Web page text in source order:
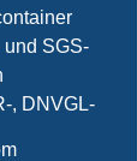
SGS-
, DNVGL-